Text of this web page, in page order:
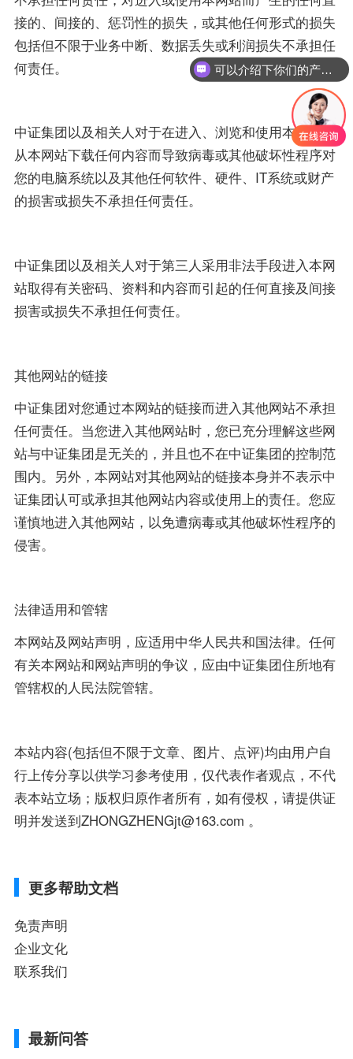
接的、间接的、惩罚性的损失，或其他任何形式的损失
包括但不限于业务中断、数据丢失或利润损失不承担任
何责任。
中证集团以及相关人对于在进入、浏览和使用本网站或
从本网站下载任何内容而导致病毒或其他破坏性程序对
您的电脑系统以及其他任何软件、硬件、IT系统或财产
的损害或损失不承担任何责任。
中证集团以及相关人对于第三人采用非法手段进入本网
站取得有关密码、资料和内容而引起的任何直接及间接
损害或损失不承担任何责任。
其他网站的链接
中证集团对您通过本网站的链接而进入其他网站不承担
任何责任。当您进入其他网站时，您已充分理解这些网
站与中证集团是无关的，并且也不在中证集团的控制范
围内。另外，本网站对其他网站的链接本身并不表示中
证集团认可或承担其他网站内容或使用上的责任。您应
谨慎地进入其他网站，以免遭病毒或其他破坏性程序的
侵害。
法律适用和管辖
本网站及网站声明，应适用中华人民共和国法律。任何
有关本网站和网站声明的争议，应由中证集团住所地有
管辖权的人民法院管辖。
本站内容(包括但不限于文章、图片、点评)均由用户自
行上传分享以供学习参考使用，仅代表作者观点，不代
表本站立场；版权归原作者所有，如有侵权，请提供证
明并发送到ZHONGZHENGjt@163.com 。
更多帮助文档
免责声明
企业文化
联系我们
最新问答
可以介绍下你们的产品么？